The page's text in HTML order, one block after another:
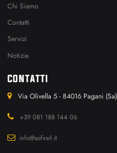
Chi Siamo
Contatti
Servizi
Notizie
CONTATTI
Via Olivella 5 - 84016 Pagani (Sa)
+39 081 188 144 06
info@sofirsrl.it